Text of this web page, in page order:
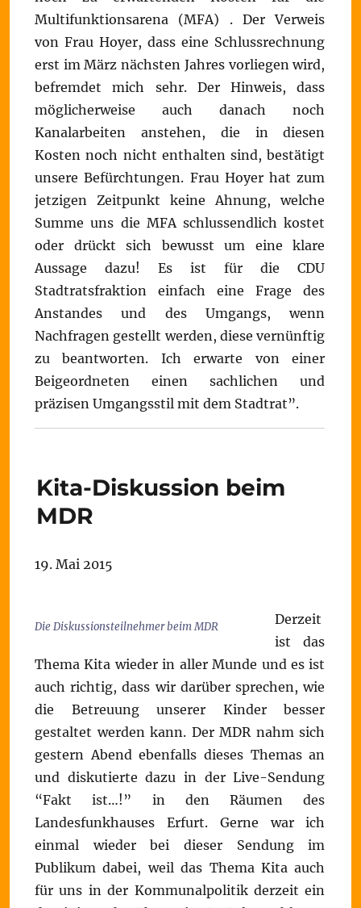
Multifunktionsarena (MFA) . Der Verweis
von Frau Hoyer, dass eine Schlussrechnung
erst im März nächsten Jahres vorliegen wird,
befremdet mich sehr. Der Hinweis, dass
möglicherweise auch danach noch
Kanalarbeiten anstehen, die in diesen
Kosten noch nicht enthalten sind, bestätigt
unsere Befürchtungen. Frau Hoyer hat zum
jetzigen Zeitpunkt keine Ahnung, welche
Summe uns die MFA schlussendlich kostet
oder drückt sich bewusst um eine klare
Aussage dazu! Es ist für die CDU
Stadtratsfraktion einfach eine Frage des
Anstandes und des Umgangs, wenn
Nachfragen gestellt werden, diese vernünftig
zu beantworten. Ich erwarte von einer
Beigeordneten einen sachlichen und
präzisen Umgangsstil mit dem Stadtrat”.
Kita-Diskussion beim
MDR
19. Mai 2015
Die Diskussionsteilnehmer beim MDR
Derzeit
ist das
Thema Kita wieder in aller Munde und es ist
auch richtig, dass wir darüber sprechen, wie
die Betreuung unserer Kinder besser
gestaltet werden kann. Der MDR nahm sich
gestern Abend ebenfalls dieses Themas an
und diskutierte dazu in der Live-Sendung
“Fakt ist…!” in den Räumen des
Landesfunkhauses Erfurt. Gerne war ich
einmal wieder bei dieser Sendung im
Publikum dabei, weil das Thema Kita auch
für uns in der Kommunalpolitik derzeit ein